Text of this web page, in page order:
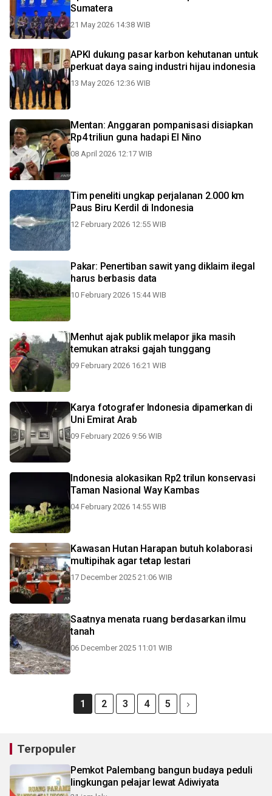
Sumatera
21 May 2026 14:38 WIB
APKI dukung pasar karbon kehutanan untuk
perkuat daya saing industri hijau indonesia
13 May 2026 12:36 WIB
Mentan: Anggaran pompanisasi disiapkan
Rp4 triliun guna hadapi El Nino
08 April 2026 12:17 WIB
Tim peneliti ungkap perjalanan 2.000 km
Paus Biru Kerdil di Indonesia
12 February 2026 12:55 WIB
Pakar: Penertiban sawit yang diklaim ilegal
harus berbasis data
10 February 2026 15:44 WIB
Menhut ajak publik melapor jika masih
temukan atraksi gajah tunggang
09 February 2026 16:21 WIB
Karya fotografer Indonesia dipamerkan di
Uni Emirat Arab
09 February 2026 9:56 WIB
Indonesia alokasikan Rp2 trilun konservasi
Taman Nasional Way Kambas
04 February 2026 14:55 WIB
Kawasan Hutan Harapan butuh kolaborasi
multipihak agar tetap lestari
17 December 2025 21:06 WIB
Saatnya menata ruang berdasarkan ilmu
tanah
06 December 2025 11:01 WIB
1 2 3 4 5
Terpopuler
Pemkot Palembang bangun budaya peduli
lingkungan pelajar lewat Adiwiyata